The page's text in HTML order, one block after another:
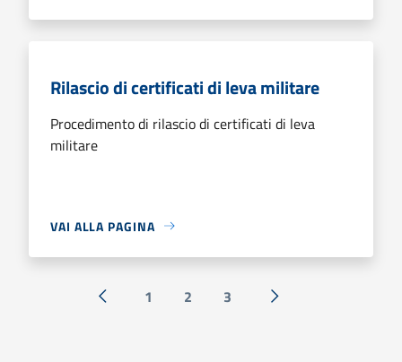
Rilascio di certificati di leva militare
Procedimento di rilascio di certificati di leva
militare
VAI ALLA PAGINA
« Precedente
1 2 3 Successiva »